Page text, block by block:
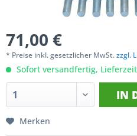
71,00 €
* Preise inkl. gesetzlicher MwSt.zzgl.
Sofort versandfertig,
IN
Merken